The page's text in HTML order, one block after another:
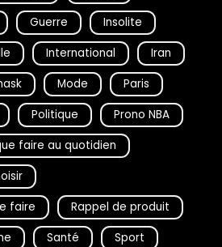
Guerre
Insolite
International
Iran
Mode
Paris
Politique
Prono NBA
faire au quotidien
faire
Rappel de produit
Santé Sport